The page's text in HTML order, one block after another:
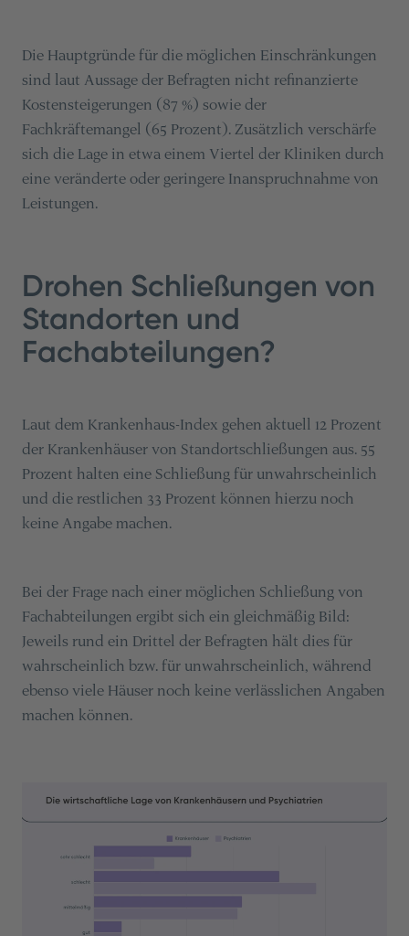
Die Hauptgründe für die möglichen Einschränkungen
sind laut Aussage der Befragten nicht refinanzierte
Kostensteigerungen (87 %) sowie der
Fachkräftemangel (65 Prozent). Zusätzlich verschärfe
sich die Lage in etwa einem Viertel der Kliniken durch
eine veränderte oder geringere Inanspruchnahme von
Leistungen​​.
Drohen Schließungen von
Standorten und
Fachabteilungen?
Laut dem Krankenhaus-Index gehen aktuell 12 Prozent
der Krankenhäuser von Standortschließungen aus. 55
Prozent halten eine Schließung für unwahrscheinlich
und die restlichen 33 Prozent können hierzu noch
keine Angabe machen.
Bei der Frage nach einer möglichen Schließung von
Fachabteilungen ergibt sich ein gleichmäßig Bild:
Jeweils rund ein Drittel der Befragten hält dies für
wahrscheinlich bzw. für unwahrscheinlich, während
ebenso viele Häuser noch keine verlässlichen Angaben
machen können​​.